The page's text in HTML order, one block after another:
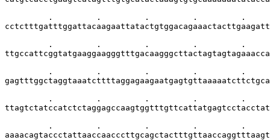
.         .         .         .         .
.         .         .         .         .
.         .         .         .         .
.         .         .         .         .
.         .         .         .         .